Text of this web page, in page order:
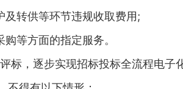
转供等环节违规收取费用;
等方面的指定服务。
标，逐步实现招标投标全流程电子化